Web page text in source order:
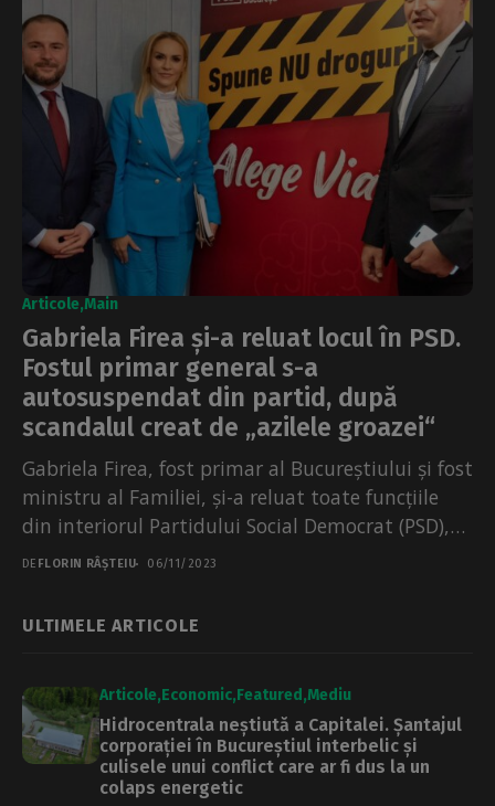
Articole Main
Gabriela Firea și-a reluat locul în PSD.
Fostul primar general s-a
autosuspendat din partid, după
scandalul creat de „azilele groazei“
Gabriela Firea, fost primar al Bucureștiului și fost
ministru al Familiei, și-a reluat toate funcțiile
din interiorul Partidului Social Democrat (PSD),
potrivit unor...
DE FLORIN RÂȘTEIU 06/11/2023
ULTIMELE ARTICOLE
Articole Economic Featured Mediu
Hidrocentrala neștiută a Capitalei. Șantajul
corporației în Bucureștiul interbelic și
culisele unui conflict care ar fi dus la un
colaps energetic